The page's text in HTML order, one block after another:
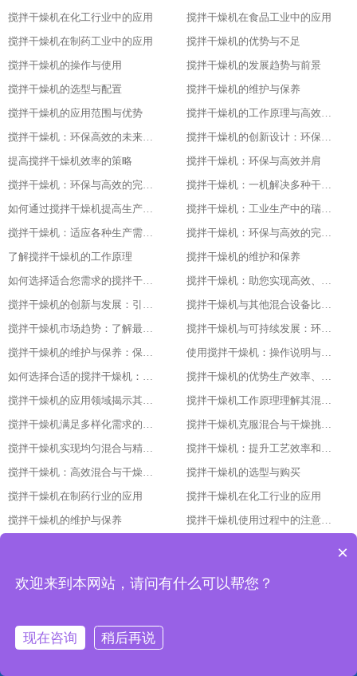
搅拌干燥机在化工行业中的应用
搅拌干燥机在食品工业中的应用
搅拌干燥机在制药工业中的应用
搅拌干燥机的优势与不足
搅拌干燥机的操作与使用
搅拌干燥机的发展趋势与前景
搅拌干燥机的选型与配置
搅拌干燥机的维护与保养
搅拌干燥机的应用范围与优势
搅拌干燥机的工作原理与高效节能的证明
搅拌干燥机：环保高效的未来工业之星
搅拌干燥机的创新设计：环保与高效的基石
提高搅拌干燥机效率的策略
搅拌干燥机：环保与高效并肩
搅拌干燥机：环保与高效的完美结合
搅拌干燥机：一机解决多种干燥问题
如何通过搅拌干燥机提高生产效率
搅拌干燥机：工业生产中的瑞士军刀
搅拌干燥机：适应各种生产需求的利器
搅拌干燥机：环保与高效的完美结合
了解搅拌干燥机的工作原理
搅拌干燥机的维护和保养
如何选择适合您需求的搅拌干燥机
搅拌干燥机：助您实现高效、低成本的干燥体验
搅拌干燥机的创新与发展：引领未来的技术进步随着科技的不断发展和进步
搅拌干燥机与其他混合设备比较：找出最适合您需求的设备
搅拌干燥机市场趋势：了解最新的技术与产品发展
搅拌干燥机与可持续发展：环保与节能的最佳实践
搅拌干燥机的维护与保养：保持设备长期稳定运行的关键
使用搅拌干燥机：操作说明与安全注意事项
如何选择合适的搅拌干燥机：指南与建议
搅拌干燥机的优势生产效率、产品质量与经济效益的结合
搅拌干燥机的应用领域揭示其广泛的使用范围
搅拌干燥机工作原理理解其混合与干燥过程的细节
搅拌干燥机满足多样化需求的强大工具
搅拌干燥机克服混合与干燥挑战的关键
搅拌干燥机实现均匀混合与精确控制的秘诀
搅拌干燥机：提升工艺效率和产量的必备设备
搅拌干燥机：高效混合与干燥的理想选择
搅拌干燥机的选型与购买
搅拌干燥机在制药行业的应用
搅拌干燥机在化工行业的应用
搅拌干燥机的维护与保养
搅拌干燥机使用过程中的注意事项
搅拌干燥机：提升生产效率与品质的重要设备
搅拌干燥机的选型依据与使用要点
×
欢迎来到本网站，请问有什么可以帮您？
现在咨询 稍后再说